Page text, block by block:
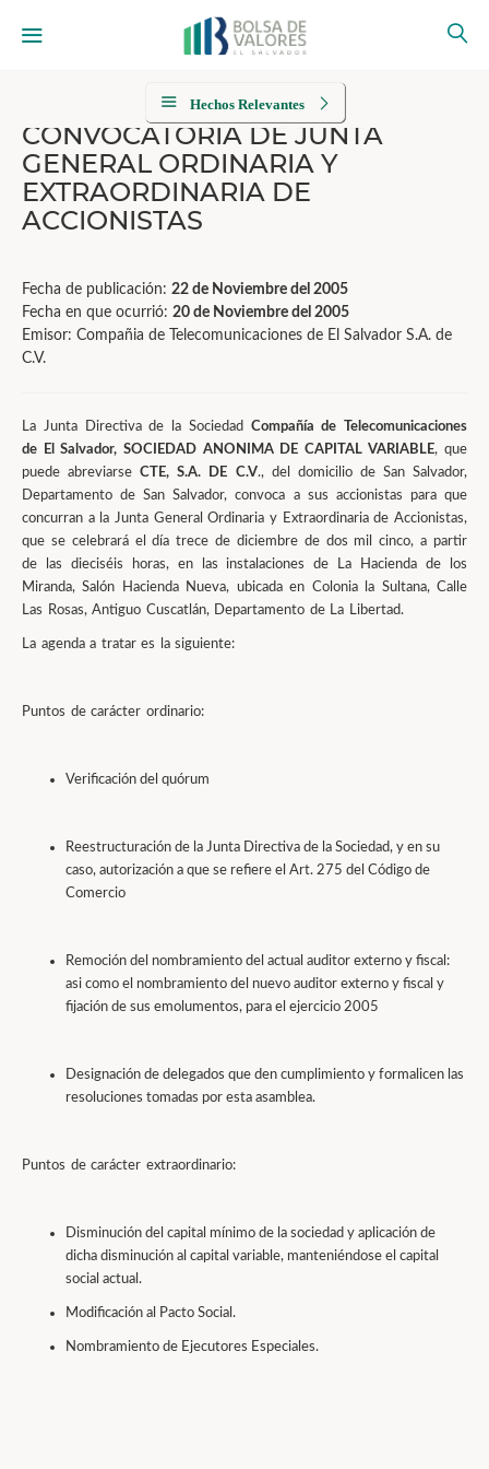
Hechos Relevantes
CONVOCATORIA DE JUNTA
GENERAL ORDINARIA Y
EXTRAORDINARIA DE
ACCIONISTAS
Fecha de publicación: 22 de Noviembre del 2005
Fecha en que ocurrió: 20 de Noviembre del 2005
Emisor: Compañia de Telecomunicaciones de El Salvador S.A. de
C.V.
La Junta Directiva de la Sociedad Compañía de Telecomunicaciones
de El Salvador, SOCIEDAD ANONIMA DE CAPITAL VARIABLE, que
puede abreviarseCTE, S.A. DE C.V., del domicilio de San Salvador,
Departamento de San Salvador, convoca a sus accionistas para que
concurran a la Junta General Ordinaria y Extraordinaria de Accionistas,
que se celebrará el día trece de diciembre de dos mil cinco, a partir
de las dieciséis horas, en las instalaciones de La Hacienda de los
Miranda, Salón Hacienda Nueva, ubicada en Colonia la Sultana, Calle
Las Rosas, Antiguo Cuscatlán, Departamento de La Libertad.
La agenda a tratar es la siguiente:
Puntos de carácter ordinario:
Verificación del quórum
Reestructuración de la Junta Directiva de la Sociedad, y en su
caso, autorización a que se refiere el Art. 275 del Código de
Comercio
Remoción del nombramiento del actual auditor externo y fiscal:
asi como el nombramiento del nuevo auditor externo y fiscal y
fijación de sus emolumentos, para el ejercicio 2005
Designación de delegados que den cumplimiento y formalicen las
resoluciones tomadas por esta asamblea.
Puntos de carácter extraordinario:
Disminución del capital mínimo de la sociedad y aplicación de
dicha disminución al capital variable, manteniéndose el capital
social actual.
Modificación al Pacto Social.
Nombramiento de Ejecutores Especiales.